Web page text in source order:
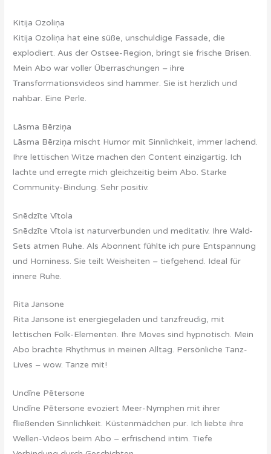
Kitija Ozoliņa
Kitija Ozoliņa hat eine süße, unschuldige Fassade, die
explodiert. Aus der Ostsee-Region, bringt sie frische Brisen.
Mein Abo war voller Überraschungen – ihre
Transformationsvideos sind hammer. Sie ist herzlich und
nahbar. Eine Perle.
Lāsma Bērziņa
Lāsma Bērziņa mischt Humor mit Sinnlichkeit, immer lachend.
Ihre lettischen Witze machen den Content einzigartig. Ich
lachte und erregte mich gleichzeitig beim Abo. Starke
Community-Bindung. Sehr positiv.
Snēdzīte Vītola
Snēdzīte Vītola ist naturverbunden und meditativ. Ihre Wald-
Sets atmen Ruhe. Als Abonnent fühlte ich pure Entspannung
und Horniness. Sie teilt Weisheiten – tiefgehend. Ideal für
innere Ruhe.
Rita Jansone
Rita Jansone ist energiegeladen und tanzfreudig, mit
lettischen Folk-Elementen. Ihre Moves sind hypnotisch. Mein
Abo brachte Rhythmus in meinen Alltag. Persönliche Tanz-
Lives – wow. Tanze mit!
Undīne Pētersone
Undīne Pētersone evoziert Meer-Nymphen mit ihrer
fließenden Sinnlichkeit. Küstenmädchen pur. Ich liebte ihre
Wellen-Videos beim Abo – erfrischend intim. Tiefe